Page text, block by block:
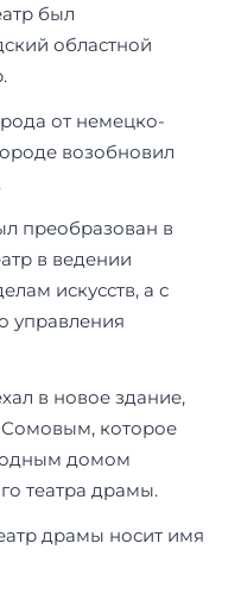
был
областной
от немецко-
возобновил
преобразован в
в ведении
искусств, а с
управления
в новое здание,
Сомовым, которое
домом
театра драмы.
драмы носит имя